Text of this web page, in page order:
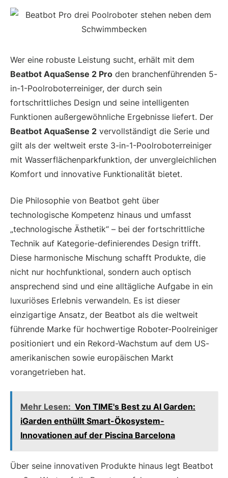
Wer eine robuste Leistung sucht, erhält mit dem
Beatbot AquaSense 2 Pro den branchenführenden 5-
in-1-Poolroboterreiniger, der durch sein
fortschrittliches Design und seine intelligenten
Funktionen außergewöhnliche Ergebnisse liefert. Der
Beatbot AquaSense 2 vervollständigt die Serie und
gilt als der weltweit erste 3-in-1-Poolroboterreiniger
mit Wasserflächenparkfunktion, der unvergleichlichen
Komfort und innovative Funktionalität bietet.
Die Philosophie von Beatbot geht über
technologische Kompetenz hinaus und umfasst
„technologische Ästhetik“ – bei der fortschrittliche
Technik auf Kategorie-definierendes Design trifft.
Diese harmonische Mischung schafft Produkte, die
nicht nur hochfunktional, sondern auch optisch
ansprechend sind und eine alltägliche Aufgabe in ein
luxuriöses Erlebnis verwandeln. Es ist dieser
einzigartige Ansatz, der Beatbot als die weltweit
führende Marke für hochwertige Roboter-Poolreiniger
positioniert und ein Rekord-Wachstum auf dem US-
amerikanischen sowie europäischen Markt
vorangetrieben hat.
Mehr Lesen: Von TIME's Best zu AI Garden:
iGarden enthüllt Smart-Ökosystem-
Innovationen auf der Piscina Barcelona
Über seine innovativen Produkte hinaus legt Beatbot